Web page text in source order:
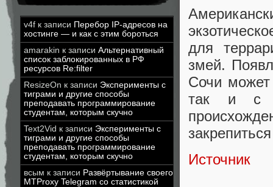
v4f к записи Перебор IP-адресов на
хостинге — и как с этим бороться
amarakin к записи Альтернативный
список заблокированных в РФ
ресурсов Re:filter
ResizeOn к записи Эксперименты с
тиграми и другие способы
преподавать программирование
студентам, которым скучно
Text2Vid к записи Эксперименты с
тиграми и другие способы
преподавать программирование
студентам, которым скучно
всым к записи Развёртывание своего
MTProxy Telegram со статистикой
для
змей.
Сочи может
так и с
Источник